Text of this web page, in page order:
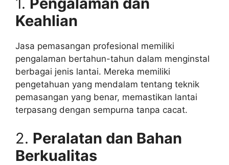
Keahlian
Jasa pemasangan profesional memiliki
pengalaman bertahun-tahun dalam menginstal
berbagai jenis lantai. Mereka memiliki
pengetahuan yang mendalam tentang teknik
pemasangan yang benar, memastikan lantai
terpasang dengan sempurna tanpa cacat.
2. Peralatan dan Bahan
Berkualitas